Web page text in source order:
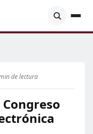
de lectura
Congreso